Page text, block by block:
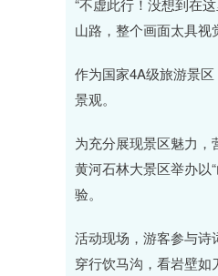
“不虚此行！没想到在
山路，整个画面太具视
作为国家4A级旅游景
景观。
为充分展现景区魅力，
黄河石林大景区举办
验。
活动现场，游客参与诗
穿行饮马沟，看岩壁